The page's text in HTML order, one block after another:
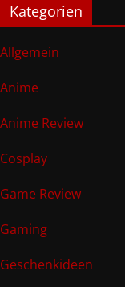
Kategorien
Allgemein
Anime
Anime Review
Cosplay
Game Review
Gaming
Geschenkideen